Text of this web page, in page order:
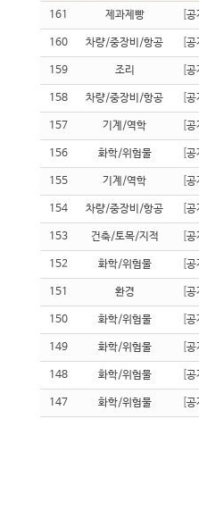
161 제과제빵 공
160 차량/중장비/항공 공
159 조리 공
158 차량/중장비/항공 공
157 기계/역학 공
156 화학/위험물 공
155 기계/역학 공
154 차량/중장비/항공 공
153 건축/토목/지적 공
152 화학/위험물 공
151 환경 공
150 화학/위험물 공
149 화학/위험물 공
148 화학/위험물 공
147 화학/위험물 공